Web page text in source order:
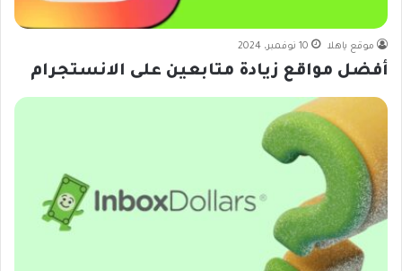
موقع ياهلا 10 نوفمبر، 2024
أفضل مواقع زيادة متابعين على الانستجرام